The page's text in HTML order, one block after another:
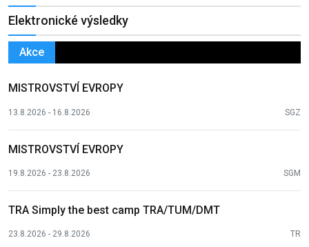
Elektronické výsledky
Akce
MISTROVSTVÍ EVROPY
13.8.2026 - 16.8.2026 SGZ
MISTROVSTVÍ EVROPY
19.8.2026 - 23.8.2026 SGM
TRA Simply the best camp TRA/TUM/DMT
23.8.2026 - 29.8.2026 TR